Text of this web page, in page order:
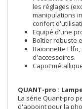
les réglages
manipulations
confort
Equipé d'une
Boîtier robuste
Baïonnette
d'accessoires.
Capot
QUANT-pro :
La série Quant-pro
d'appoint pour la